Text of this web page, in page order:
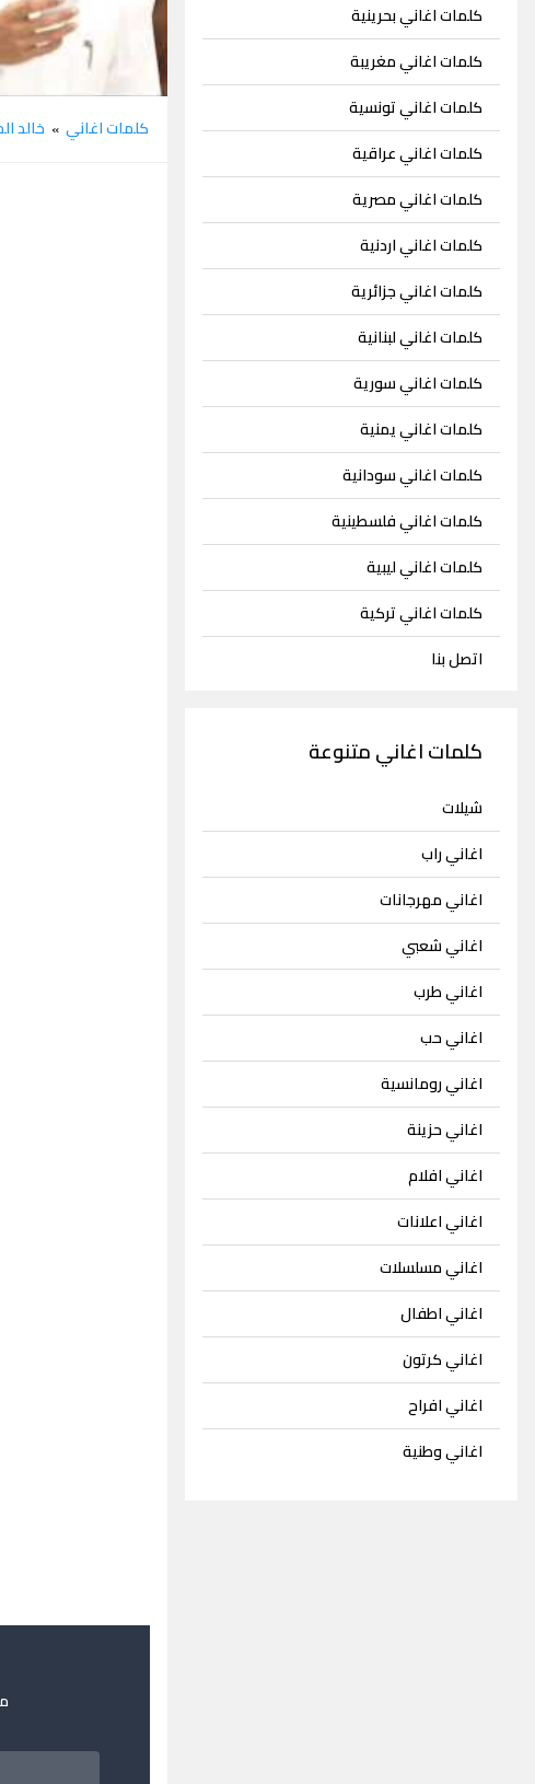
كلمات اغاني بحرينية
كلمات اغاني مغريبة
كلمات اغاني تونسية
كلمات اغاني عراقية
كلمات اغاني مصرية
كلمات اغاني اردنية
كلمات اغاني جزائرية
كلمات اغاني لبنانية
كلمات اغاني سورية
كلمات اغاني يمنية
كلمات اغاني سودانية
كلمات اغاني فلسطينية
كلمات اغاني ليبية
كلمات اغاني تركية
اتصل بنا
كلمات اغاني متنوعة
شيلات
اغاني راب
اغاني مهرجانات
اغاني شعبي
اغاني طرب
اغاني حب
اغاني رومانسية
اغاني حزينة
اغاني افلام
اغاني اعلانات
اغاني مسلسلات
اغاني اطفال
اغاني كرتون
اغاني افراح
اغاني وطنية
كلمات اغاني » خالد